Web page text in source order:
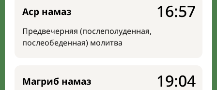
Аср намаз
Предвечерняя (послеполуденная,
послеобеденная) молитва
16:57
Магриб намаз 19:04